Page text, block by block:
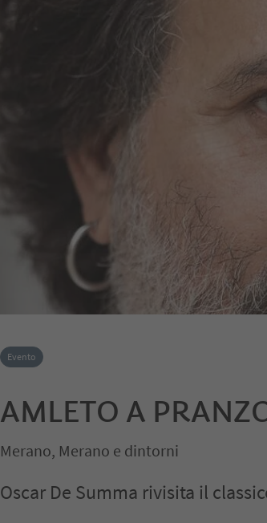
Evento
AMLETO A
Merano, Merano e dintorni
Oscar De Summa rivisita il